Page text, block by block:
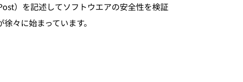
）を記述してソフトウエアの安全性を検証
々に始まっています。